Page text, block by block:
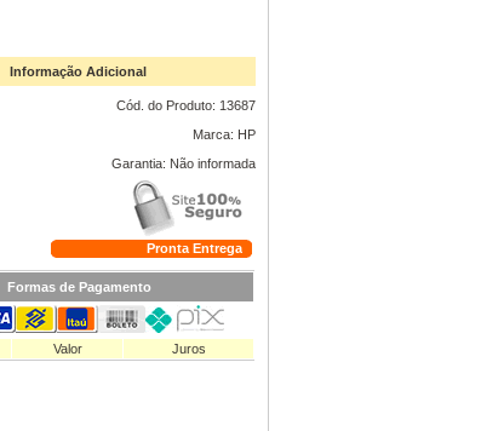
Informação Adicional
Cód. do Produto: 13687
Marca: HP
Garantia: Não informada
Pronta Entrega
Formas de Pagamento
Valor Juros